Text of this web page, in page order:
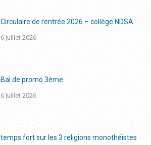
Circulaire de rentrée 2026 – collège NDSA
6 juillet 2026
Bal de promo 3ème
6 juillet 2026
temps fort sur les 3 religions monothéistes